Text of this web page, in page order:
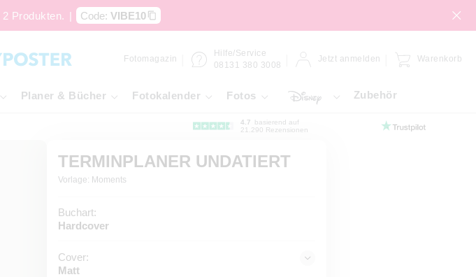
Produkten. | Code: VIBE10
Fotomagazin
Hilfe/Service
08131 380 3008
Jetzt anmelden Warenkorb
Planer & Bücher Fotokalender Fotos Zubehör
4.7
basierend auf
21.290 Rezensionen
TERMINPLANER UNDATIERT
Vorlage: Moments
Buchart:
Hardcover
Cover:
Matt